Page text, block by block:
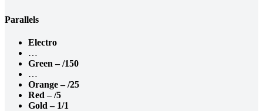
Parallels
Electro
…
Green – /150
…
Orange – /25
Red – /5
Gold – 1/1